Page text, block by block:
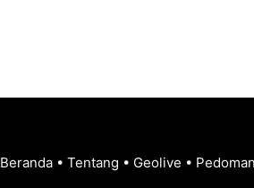
Beranda • Tentang • Geolive •